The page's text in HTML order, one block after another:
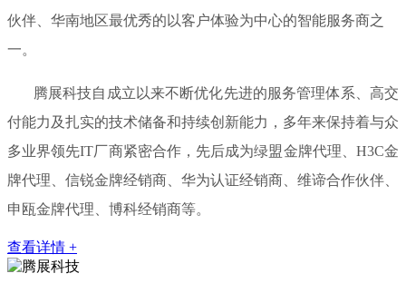
伙伴、华南地区最优秀的以客户体验为中心的智能服务商之
一。
腾展科技自成立以来不断优化先进的服务管理体系、高交
付能力及扎实的技术储备和持续创新能力，多年来保持着与众
多业界领先IT厂商紧密合作，先后成为绿盟金牌代理、H3C金
牌代理、信锐金牌经销商、华为认证经销商、维谛合作伙伴、
申瓯金牌代理、博科经销商等。
查看详情 +